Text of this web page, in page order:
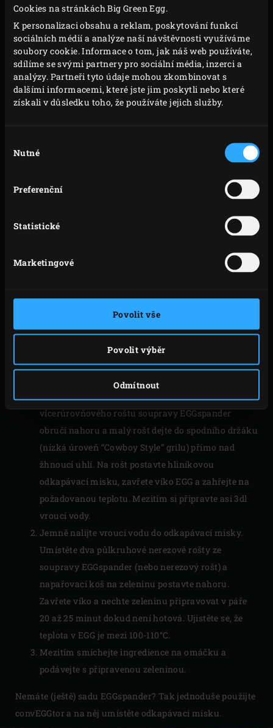
Cookies na stránkách Big Green Egg.
K personalizaci obsahu a reklam, poskytování funkcí
sociálních médií a analýze naší návštěvnosti využíváme
soubory cookie. Informace o tom, jak náš web používáte,
sdílíme se svými partnery pro sociální média, inzerci a
analýzy. Partneři tyto údaje mohou zkombinovat s
dalšími informacemi, které jste jim poskytli nebo které
získali v důsledku toho, že používáte jejich služby.
souhlasu
Nutné
Preferenční
Statistické
Marketingové
Povolit vše
Povolit výběr
Odmítnout
okraje budou stále černé. Teplota uvnitř EGG bude
dostatečně vysoká, aby přivedla vodu k varu, ale
zase ne příliš. Ideálně mezi 100-110˚C.
Mezitím nákrájejte květák a brokolici na růžičky a
dejte je do bambusového koše na napařování.
VAŘENÍ
vícerúrovňového roštu soupravy EGGspander
obručí nahoru a malý rošt dejte do spodního držáku
(nízká úroveň “Cowboy Style” grilu) přímo nad
žhnoucí uhlí. Na rošt postavte hliníkovou
odkapávací misku, zavřete víko EGG a zahřejte na
požadovanou teplotu. Mezitím si připravte asi 3dl
vroucí vody.
Jemně nalijte vroucí vodu do odkapávací misky.
Umístěte dva půlkruhové nerezové rošty ze
soupravy EGGspander (nebo nerezový rošt) a
napařovací koš na zeleninu postavte nahoru.
Zavřete víko a nechte zeleninu připravovat v páře
20 až 25 minut dokud není hotová. Ujistěte se, že
teplota v EGG je mezi 100-110°C.
Mezitím smíchejte ingredience na omáčku a
podávejte s připravenou zeleninou.
Nemáte (ještě) sadu EGGspander? Tak jednoduše použijte
convEGGtor a na něj umístěte odkapávací misku.